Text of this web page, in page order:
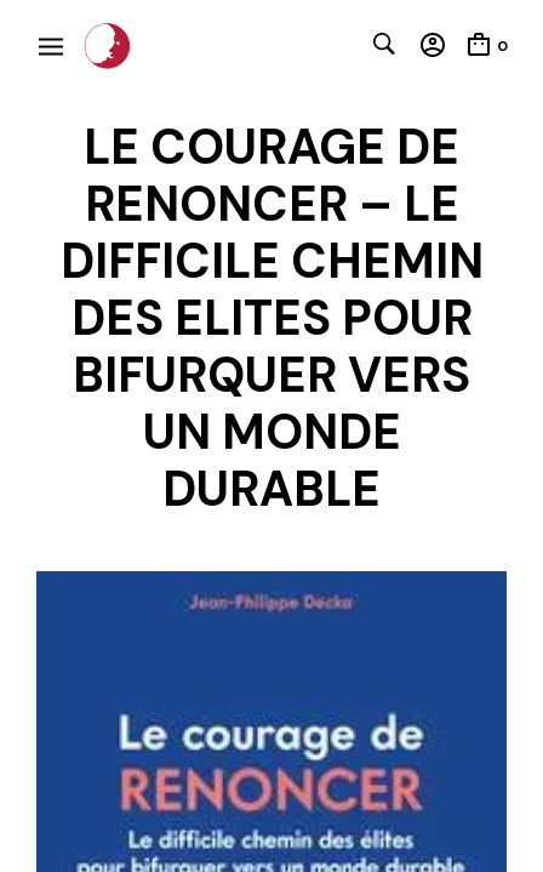
0
LE COURAGE DE
RENONCER – LE
DIFFICILE CHEMIN
DES ELITES POUR
BIFURQUER VERS
UN MONDE
DURABLE